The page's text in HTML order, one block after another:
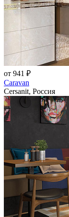
от 941 ₽
Caravan
Cersanit, Россия